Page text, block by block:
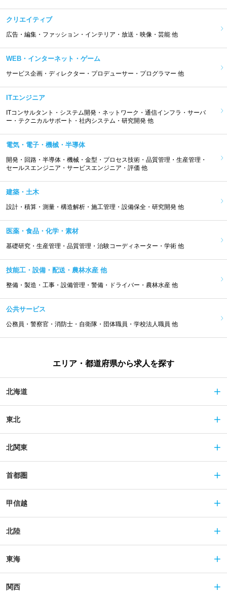
クリエイティブ
広告・編集・ファッション・インテリア・放送・映像・芸能 他
WEB・インターネット・ゲーム
サービス企画・ディレクター・プロデューサー・プログラマー 他
ITエンジニア
ITコンサルタント・システム開発・ネットワーク・通信インフラ・サーバ
ー・テクニカルサポート・社内システム・研究開発 他
電気・電子・機械・半導体
開発・回路・半導体・機械・金型・プロセス技術・品質管理・生産管理・
セールスエンジニア・サービスエンジニア・評価 他
建築・土木
設計・積算・測量・構造解析・施工管理・設備保全・研究開発 他
医薬・食品・化学・素材
基礎研究・生産管理・品質管理・治験コーディネーター・学術 他
技能工・設備・配送・農林水産 他
整備・製造・工事・設備管理・警備・ドライバー・農林水産 他
公共サービス
公務員・警察官・消防士・自衛隊・団体職員・学校法人職員 他
エリア・都道府県から求人を探す
北海道
東北
北関東
首都圏
甲信越
北陸
東海
関西